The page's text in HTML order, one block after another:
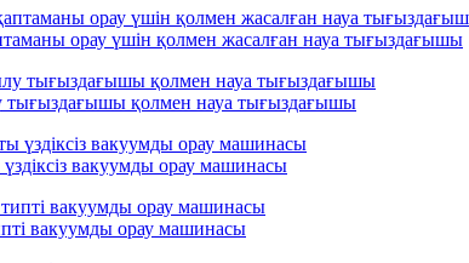
орау үшін қолмен жасалған науа тығыздағышы
тығыздағышы қолмен науа тығыздағышы
вакуумды орау машинасы
вакуумды орау машинасы